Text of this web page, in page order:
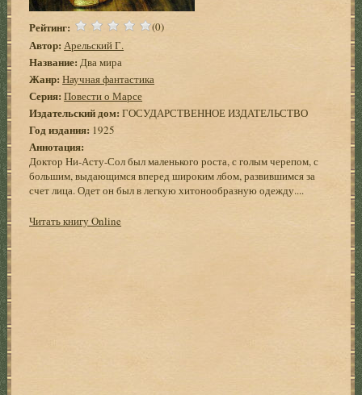
Рейтинг: (0)
Автор: Арельский Г.
Название: Два мира
Жанр: Научная фантастика
Серия: Повести о Марсе
Издательский дом: ГОСУДАРСТВЕННОЕ ИЗДАТЕЛЬСТВО
Год издания: 1925
Аннотация:
Доктор Ни-Асту-Сол был маленького роста, с голым черепом, с
большим, выдающимся вперед широким лбом, развившимся за
счет лица. Одет он был в легкую хитонообразную одежду....
Читать книгу Online